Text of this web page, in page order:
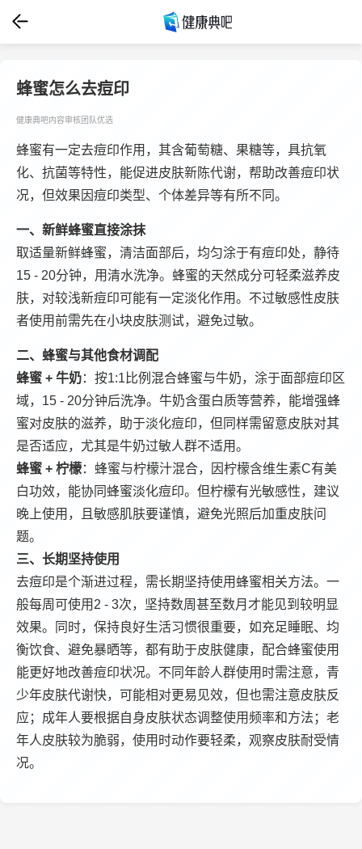
蜂蜜怎么去痘印
健康典吧内容审核团队优选
蜂蜜有一定去痘印作用，其含葡萄糖、果糖等，具抗氧
化、抗菌等特性，能促进皮肤新陈代谢，帮助改善痘印状
况，但效果因痘印类型、个体差异等有所不同。
一、新鲜蜂蜜直接涂抹
取适量新鲜蜂蜜，清洁面部后，均匀涂于有痘印处，静待
15 - 20分钟，用清水洗净。蜂蜜的天然成分可轻柔滋养皮
肤，对较浅新痘印可能有一定淡化作用。不过敏感性皮肤
者使用前需先在小块皮肤测试，避免过敏。
二、蜂蜜与其他食材调配
蜂蜜 + 牛奶：按1:1比例混合蜂蜜与牛奶，涂于面部痘印区
域，15 - 20分钟后洗净。牛奶含蛋白质等营养，能增强蜂
蜜对皮肤的滋养，助于淡化痘印，但同样需留意皮肤对其
是否适应，尤其是牛奶过敏人群不适用。
蜂蜜 + 柠檬：蜂蜜与柠檬汁混合，因柠檬含维生素C有美
白功效，能协同蜂蜜淡化痘印。但柠檬有光敏感性，建议
晚上使用，且敏感肌肤要谨慎，避免光照后加重皮肤问
题。
三、长期坚持使用
去痘印是个渐进过程，需长期坚持使用蜂蜜相关方法。一
般每周可使用2 - 3次，坚持数周甚至数月才能见到较明显
效果。同时，保持良好生活习惯很重要，如充足睡眠、均
衡饮食、避免暴晒等，都有助于皮肤健康，配合蜂蜜使用
能更好地改善痘印状况。不同年龄人群使用时需注意，青
少年皮肤代谢快，可能相对更易见效，但也需注意皮肤反
应；成年人要根据自身皮肤状态调整使用频率和方法；老
年人皮肤较为脆弱，使用时动作要轻柔，观察皮肤耐受情
况。